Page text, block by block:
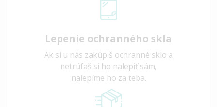
Lepenie ochranného skla
Ak si u nás zakúpiš ochranné sklo a
netrúfaš si ho nalepiť sám,
nalepíme ho za teba.